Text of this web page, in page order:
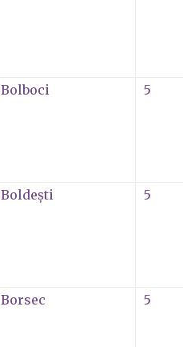
Bolboci 5
Boldeşti 5
Borsec 5